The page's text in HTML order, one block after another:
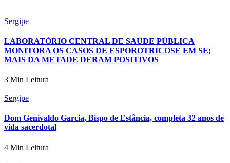
Sergipe
LABORATÓRIO CENTRAL DE SAÚDE PÚBLICA
MONITORA OS CASOS DE ESPOROTRICOSE EM SE;
MAIS DA METADE DERAM POSITIVOS
3 Min Leitura
Sergipe
Dom Genivaldo Garcia, Bispo de Estância, completa 32 anos de
vida sacerdotal
4 Min Leitura